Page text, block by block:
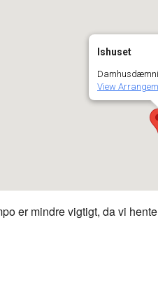
Ishuset
View
er mindre vigtigt, da vi